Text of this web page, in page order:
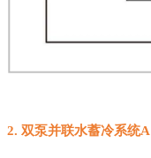
2. 双泵并联水蓄冷系统A